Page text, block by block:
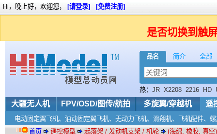
是否切换到触
品名 简介 全部
热： JR X2208 2216 HD
大疆无人机 FPV/OSD/图传/航拍 多旋翼/穿越机 遥
Hi，晚上好，欢迎您， [请登录] [免费注册]
电动固定翼飞机、油动固定翼飞机、无动力飞机、滑翔机、飞机配件、
首页
遥控模型 起落架 / 发动机支架 / 机轮 (海绵, 橡胶, 真空